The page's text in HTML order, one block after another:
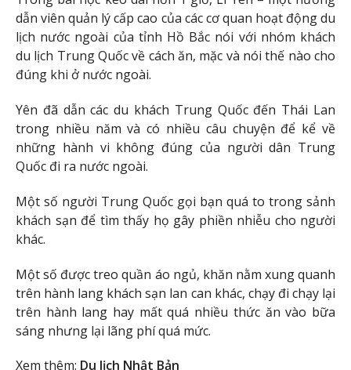
dẫn viên quản lý cấp cao của các cơ quan hoạt động du
lịch nước ngoài của tỉnh Hồ Bắc nói với nhóm khách
du lịch Trung Quốc về cách ăn, mặc và nói thế nào cho
đúng khi ở nước ngoài.
Yên đã dẫn các du khách Trung Quốc đến Thái Lan
trong nhiều năm và có nhiều câu chuyện để kể về
những hành vi không đúng của người dân Trung
Quốc đi ra nước ngoài.
Một số người Trung Quốc gọi bạn quá to trong sảnh
khách sạn để tìm thấy họ gây phiền nhiễu cho người
khác.
Một số được treo quần áo ngủ, khăn nằm xung quanh
trên hành lang khách sạn lan can khác, chạy đi chạy lại
trên hành lang hay mất quá nhiều thức ăn vào bữa
sáng nhưng lại lãng phí quá mức.
Xem thêm: Du lịch Nhật Bản